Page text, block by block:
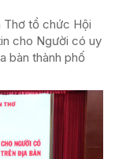
Thơ tổ chức Hội
cho Người có uy
bàn thành phố